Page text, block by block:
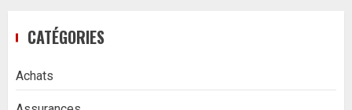
CATÉGORIES
Achats